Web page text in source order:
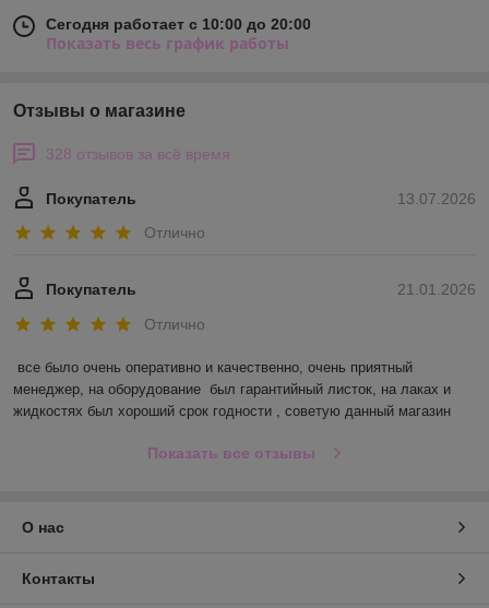
Сегодня работает с 10:00 до 20:00
Показать весь график работы
Отзывы о магазине
328 отзывов за всё время
13.07.2026
Покупатель
Отлично
21.01.2026
Покупатель
Отлично
все было очень оперативно и качественно, очень приятный
менеджер, на оборудование  был гарантийный листок, на лаках и
жидкостях был хороший срок годности , советую данный магазин
Показать все отзывы
О нас
Контакты